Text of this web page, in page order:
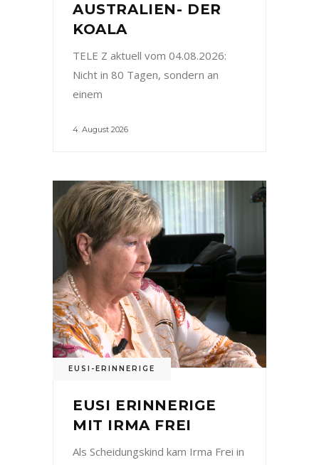
AUSTRALIEN- DER
KOALA
TELE Z aktuell vom 04.08.2026:
Nicht in 80 Tagen, sondern an
einem
4. August 2026
EUSI-ERINNERIGE
EUSI ERINNERIGE
MIT IRMA FREI
Als Scheidungskind kam Irma Frei in